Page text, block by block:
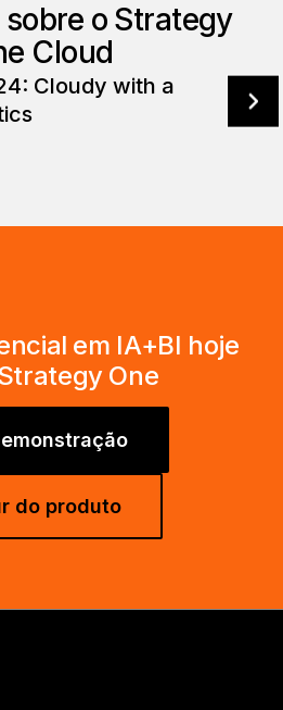
o Strategy
Cloud
Cloudy with a
em IA+BI hoje
One
do produto